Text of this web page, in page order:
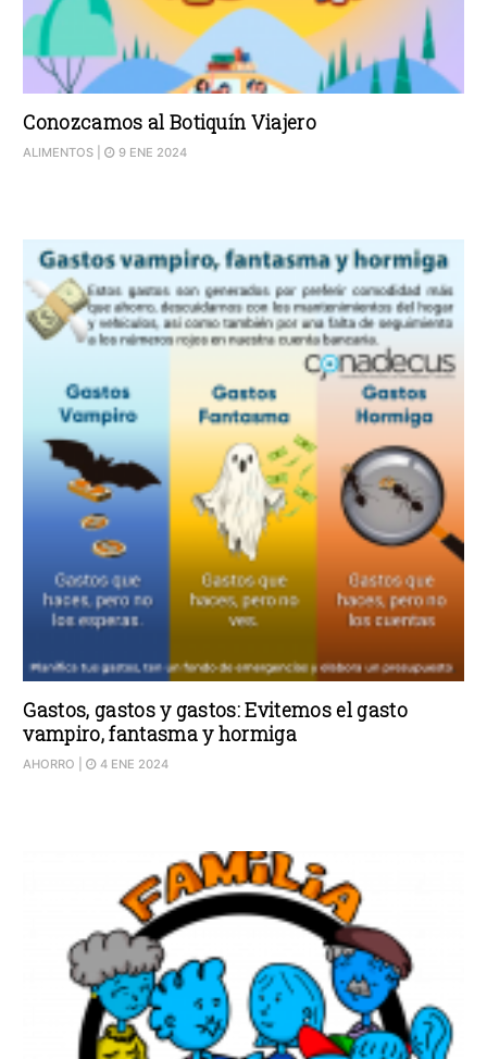
Conozcamos al Botiquín Viajero
ALIMENTOS | 9 ENE 2024
Gastos, gastos y gastos: Evitemos el gasto
vampiro, fantasma y hormiga
AHORRO | 4 ENE 2024